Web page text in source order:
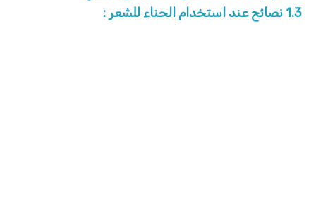
1.3 نصائح عند استخدام الحناء للشعر :